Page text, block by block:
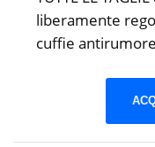
liberamente
cuffie